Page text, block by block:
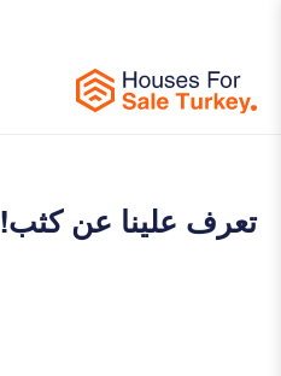
تعرف علينا عن كثب!